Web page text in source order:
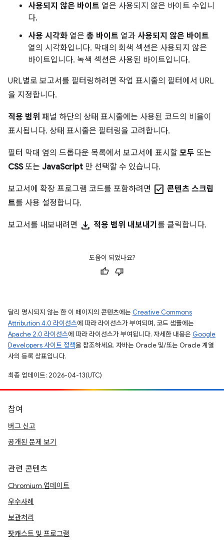
사용되지 않은 바이트 열은 사용되지 않은 바이트 수입니
다.
사용 시각화 열은 총 바이트 열과 사용되지 않은 바이트
열의 시각화입니다. 막대의 회색 섹션은 사용되지 않은
바이트입니다. 녹색 섹션은 사용된 바이트입니다.
URL별로 보고서를 필터링하려면 작업 표시줄의 필터에서 URL
을 지정합니다.
적용 범위 패널 하단의 상태 표시줄에는 사용된 코드의 비율이
표시됩니다. 상태 표시줄은 필터링을 고려합니다.
필터 막대 옆의 드롭다운 목록에서 보고서에 표시할 모두 또는
CSS또는 JavaScript 만 선택할 수 있습니다.
보고서에 확장 프로그램 코드를 포함하려면 check_box 콘텐츠 스크립
트를 사용 설정합니다.
보고서를 내보내려면 download 적용 범위 내보내기 를 클릭합니다.
도움이 되었나요?
달리 명시되지 않는 한 이 페이지의 콘텐츠에는 Creative Commons
Attribution 4.0 라이선스에 따라 라이선스가 부여되며, 코드 샘플에는
Apache 2.0 라이선스에 따라 라이선스가 부여됩니다. 자세한 내용은 Google
Developers 사이트 정책을 참조하세요. 자바는 Oracle 및/또는 Oracle 계열
사의 등록 상표입니다.
최종 업데이트: 2026-04-13(UTC)
참여
버그 신고
공개된 문제 보기
관련 콘텐츠
Chromium 업데이트
우수사례
보관처리
팟캐스트 및 프로그램